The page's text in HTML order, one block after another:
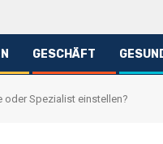
GESCHÄFT
oder Spezialist einstellen?